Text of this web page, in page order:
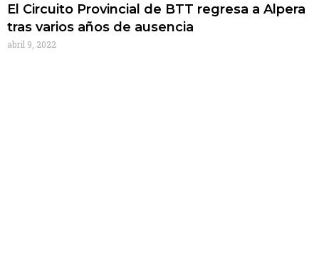
El Circuito Provincial de BTT regresa a Alpera
tras varios años de ausencia
abril 9, 2022